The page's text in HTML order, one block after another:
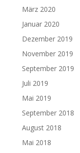
März 2020
Januar 2020
Dezember 2019
November 2019
September 2019
Juli 2019
Mai 2019
September 2018
August 2018
Mai 2018